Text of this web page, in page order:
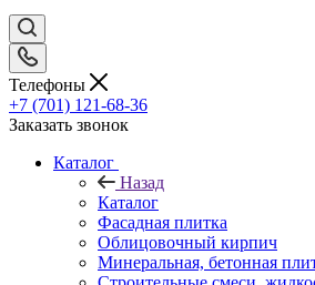
Телефоны
+7 (701) 121-68-36
Заказать звонок
Каталог
Назад
Каталог
Фасадная плитка
Облицовочный кирпич
Минеральная, бетонная